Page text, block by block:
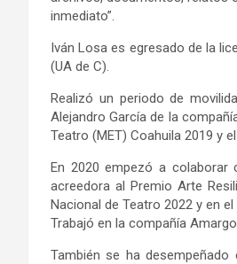
inmediato”.
Iván Losa es egresado de lal
(UA de C).
Realizó un periodo de
Alejandro García de la
Teatro (MET) Coahuila 2019 y el
En 2020 empezó a
acreedora al Premio Arte
Nacional de Teatro 2022 y en
Trabajó en la compañía Amargo
También se ha desempeñado